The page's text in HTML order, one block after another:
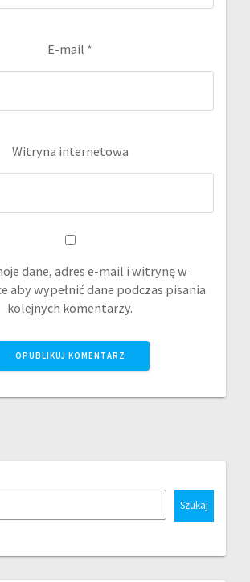
E-mail *
Witryna internetowa
dane, adres e-mail i witrynę w
aby wypełnić dane podczas pisania
kolejnych komentarzy.
Szukaj